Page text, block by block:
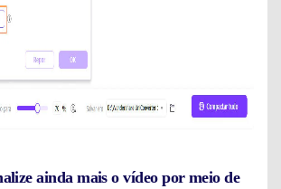
ainda mais o vídeo por meio de